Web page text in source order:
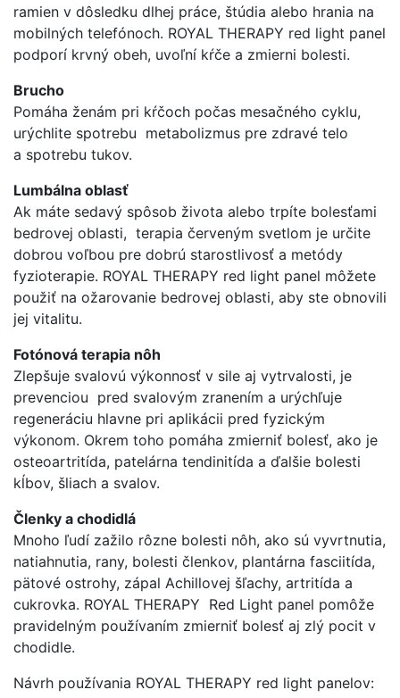
ramien v dôsledku dlhej práce, štúdia alebo hrania na
mobilných telefónoch. ROYAL THERAPY red light panel
podporí krvný obeh, uvoľní kŕče a zmierni bolesti.
Brucho
Pomáha ženám pri kŕčoch počas mesačného cyklu,
urýchlite spotrebu metabolizmus pre zdravé telo
a spotrebu tukov.
Lumbálna oblasť
Ak máte sedavý spôsob života alebo trpíte bolesťami
bedrovej oblasti, terapia červeným svetlom je určite
dobrou voľbou pre dobrú starostlivosť a metódy
fyzioterapie. ROYAL THERAPY red light panel môžete
použiť na ožarovanie bedrovej oblasti, aby ste obnovili
jej vitalitu.
Fotónová terapia nôh
Zlepšuje svalovú výkonnosť v sile aj vytrvalosti, je
prevenciou pred svalovým zranením a urýchľuje
regeneráciu hlavne pri aplikácii pred fyzickým
výkonom. Okrem toho pomáha zmierniť bolesť, ako je
osteoartritída, patelárna tendinitída a ďalšie bolesti
kĺbov, šliach a svalov.
Členky a chodidlá
Mnoho ľudí zažilo rôzne bolesti nôh, ako sú vyvrtnutia,
natiahnutia, rany, bolesti členkov, plantárna fasciitída,
pätové ostrohy, zápal Achillovej šľachy, artritída a
cukrovka. ROYAL THERAPY Red Light panel pomôže
pravidelným používaním zmierniť bolesť aj zlý pocit v
chodidle.
Návrh používania ROYAL THERAPY red light panelov: